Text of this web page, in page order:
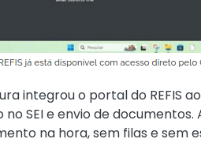
integrou o portal do REFIS
no SEI e envio de
na hora, sem filas e sem